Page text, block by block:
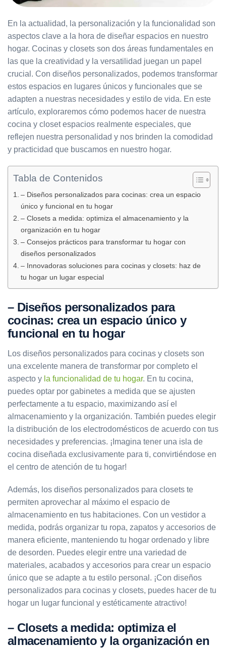
En la actualidad, la personalización y la funcionalidad son
aspectos clave a la hora de diseñar espacios en nuestro
hogar. Cocinas y closets son dos áreas fundamentales en
las que la creatividad y la versatilidad juegan un papel
crucial. Con diseños personalizados, podemos transformar
estos espacios en lugares únicos y funcionales que se
adapten a nuestras necesidades y estilo de vida. En este
artículo, exploraremos cómo podemos hacer de nuestra
cocina y closet espacios realmente especiales, que
reflejen nuestra personalidad y nos brinden la comodidad
y practicidad que buscamos en nuestro hogar.
Tabla de Contenidos
– Diseños personalizados para cocinas: crea un espacio
único y funcional en tu hogar
– Closets a medida: optimiza el almacenamiento y la
organización en tu hogar
– Consejos prácticos para transformar tu hogar con
diseños personalizados
– Innovadoras soluciones para cocinas y closets: haz de
tu hogar un lugar especial
– Diseños personalizados para
cocinas: crea un espacio único y
funcional en tu hogar
Los diseños personalizados para cocinas y closets son
una excelente manera de transformar por completo el
aspecto y la funcionalidad de tu hogar. En tu cocina,
puedes optar por gabinetes a medida que se ajusten
perfectamente a tu espacio, maximizando así el
almacenamiento y la organización. También puedes elegir
la distribución de los electrodomésticos de acuerdo con tus
necesidades y preferencias. ¡Imagina tener una isla de
cocina diseñada exclusivamente para ti, convirtiéndose en
el centro de atención de tu hogar!
Además, los diseños personalizados para closets te
permiten aprovechar al máximo el espacio de
almacenamiento en tus habitaciones. Con un vestidor a
medida, podrás organizar tu ropa, zapatos y accesorios de
manera eficiente, manteniendo tu hogar ordenado y libre
de desorden. Puedes elegir entre una variedad de
materiales, acabados y accesorios para crear un espacio
único que se adapte a tu estilo personal. ¡Con diseños
personalizados para cocinas y closets, puedes hacer de tu
hogar un lugar funcional y estéticamente atractivo!
– Closets a medida: optimiza el
almacenamiento y la organización en